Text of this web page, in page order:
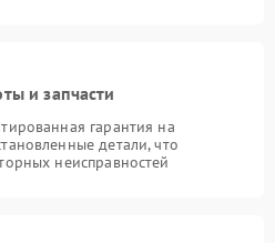
и запчасти
гарантия на
детали, что
неисправностей